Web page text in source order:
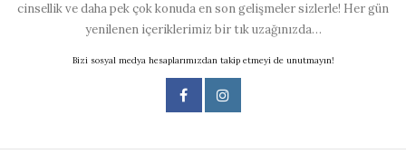
cinsellik ve daha pek çok konuda en son gelişmeler sizlerle! Her gün
yenilenen içeriklerimiz bir tık uzağınızda…
Bizi sosyal medya hesaplarımızdan takip etmeyi de unutmayın!